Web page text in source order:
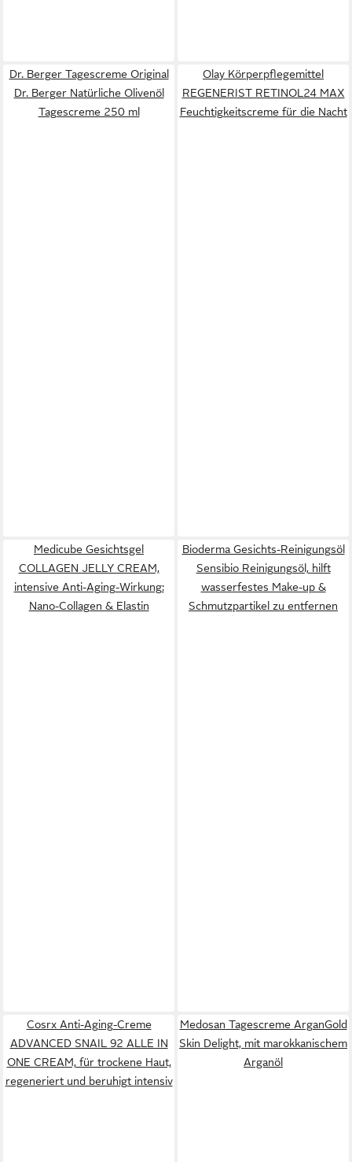
Dr. Berger Tagescreme Original
Dr. Berger Natürliche Olivenöl
Tagescreme 250 ml
Olay Körperpflegemittel
REGENERIST RETINOL24 MAX
Feuchtigkeitscreme für die Nacht
Medicube Gesichtsgel
COLLAGEN JELLY CREAM,
intensive Anti-Aging-Wirkung:
Nano-Collagen & Elastin
Bioderma Gesichts-Reinigungsöl
Sensibio Reinigungsöl, hilft
wasserfestes Make-up &
Schmutzpartikel zu entfernen
Cosrx Anti-Aging-Creme
ADVANCED SNAIL 92 ALLE IN
ONE CREAM, für trockene Haut,
regeneriert und beruhigt intensiv
Medosan Tagescreme ArganGold
Skin Delight, mit marokkanischem
Arganöl